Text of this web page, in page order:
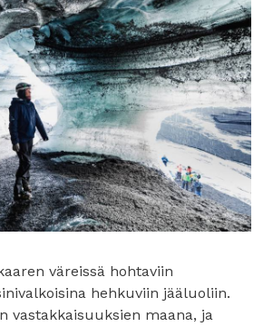
väreissä hohtaviin
hehkuviin jääluoliin.
vastakkaisuuksien maana, ja